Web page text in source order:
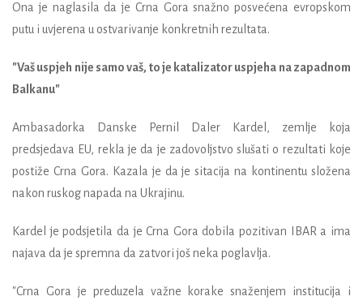
Ona je naglasila da je Crna Gora snažno posvećena evropskom
putu i uvjerena u ostvarivanje konkretnih rezultata.
"Vaš uspjeh nije samo vaš, to je katalizator uspjeha na zapadnom
Balkanu"
Ambasadorka Danske Pernil Daler Kardel, zemlje koja
predsjedava EU, rekla je da je zadovoljstvo slušati o rezultati koje
postiže Crna Gora. Kazala je da je sitacija na kontinentu složena
nakon ruskog napada na Ukrajinu.
Kardel je podsjetila da je Crna Gora dobila pozitivan IBAR a ima
najava da je spremna da zatvori još neka poglavlja.
"Crna Gora je preduzela važne korake snaženjem institucija i